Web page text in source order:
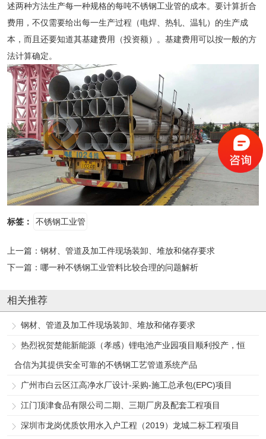
述两种方法生产每一种规格的每吨不锈钢工业管的成本。要计算折合
费用，不仅需要给出每一生产过程（电焊、热轧、温轧）的生产成
本，而且还要知道其基建费用（投资额）。基建费用可以按一般的方
法计算确定。
标签： 不锈钢工业管
上一篇： 钢材、管道及加工件现场装卸、堆放和储存要求
下一篇： 哪一种不锈钢工业管料比较合理的问题解析
相关推荐
钢材、管道及加工件现场装卸、堆放和储存要求
热烈祝贺楚能新能源（孝感）锂电池产业园项目顺利投产，恒
合信为其提供安全可靠的不锈钢工艺管道系统产品
广州市白云区江高净水厂设计-采购-施工总承包(EPC)项目
江门顶津食品有限公司二期、三期厂房及配套工程项目
深圳市龙岗优质饮用水入户工程（2019）龙城二标工程项目